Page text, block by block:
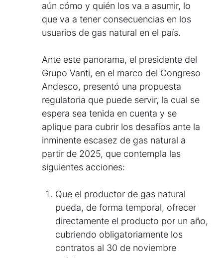
aún cómo y quién los va a asumir, lo
que va a tener consecuencias en los
usuarios de gas natural en el país.
Ante este panorama, el presidente del
Grupo Vanti, en el marco del Congreso
Andesco, presentó una propuesta
regulatoria que puede servir, la cual se
espera sea tenida en cuenta y se
aplique para cubrir los desafíos ante la
inminente escasez de gas natural a
partir de 2025, que contempla las
siguientes acciones:
Que el productor de gas natural
pueda, de forma temporal, ofrecer
directamente el producto por un año,
cubriendo obligatoriamente los
contratos al 30 de noviembre